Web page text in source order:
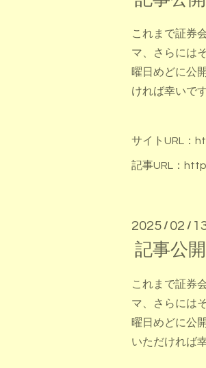
これまで証券
マ、さらには
曜日めどに公
ければ幸いです
サイトURL：
記事URL：
2025 / 02 /
記事公
これまで証券
マ、さらには
曜日めどに公
いただければ